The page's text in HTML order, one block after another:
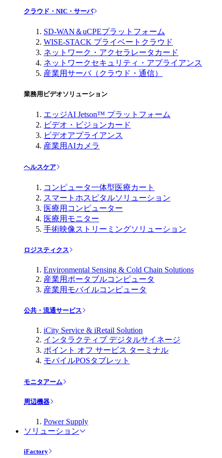
クラウド・NIC・サーバ
SD-WAN＆uCPEプラットフォーム
WISE-STACK プライベートクラウド
ネットワーク・アクセラレータカード
ネットワークセキュリティ・アプライアンス
産業用サーバ（クラウド・通信）
業務用ビデオソリューション
エッジAI Jetson™ プラットフォーム
ビデオ・ビジョンカード
ビデオアプライアンス
産業用AIカメラ
ヘルスケア
コンピュータ一体型医療カート
スマートホスピタルソリューション
医療用コンピューター
医療用モニター
手術映像ストリーミングソリューション
ロジスティクス
Environmental Sensing & Cold Chain Solutions
産業用ポータブルコンピュータ
産業用モバイルコンピュータ
公共・流通サービス
iCity Service & iRetail Solution
インタラクティブ デジタルサイネージ
ポイント オフ サービス ターミナル
モバイルPOSタブレット
モニタアーム
周辺機器
Power Supply
ソリューション
iFactory